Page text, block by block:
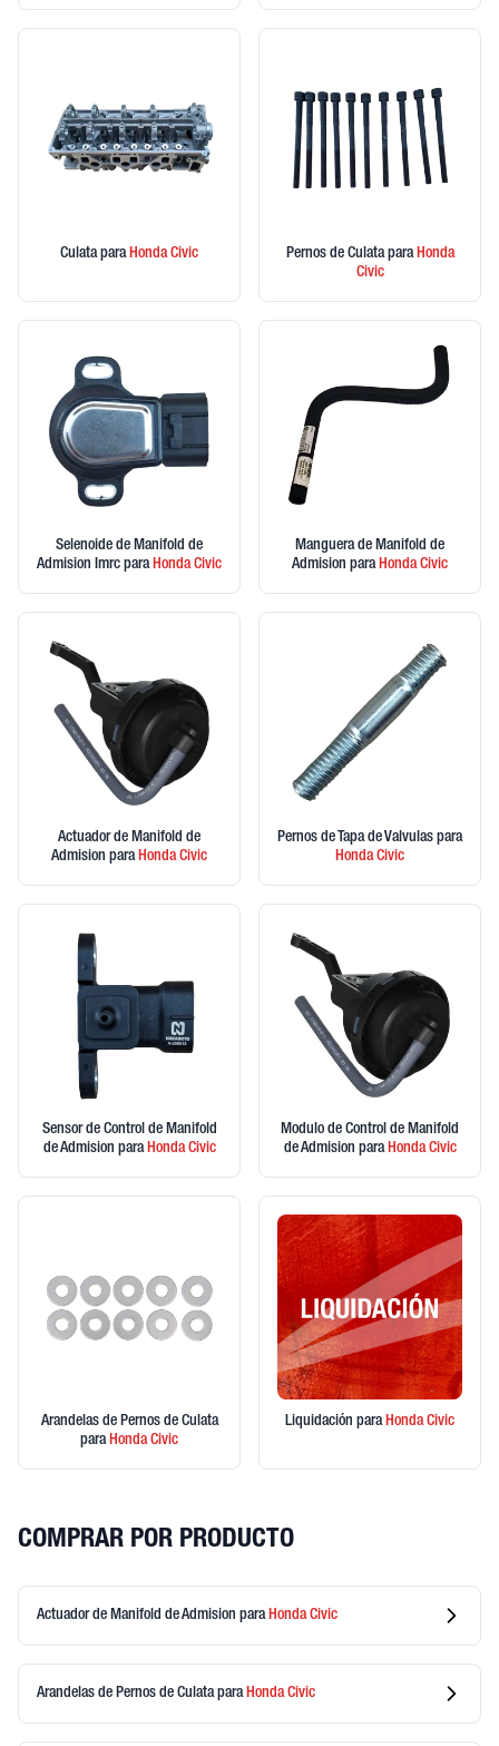
Culata paraHondaCivic Pernos de Culata paraHonda
Civic
Selenoide de Manifold de
Admision Imrc paraHondaCivic
Manguera de Manifold de
Admision paraHondaCivic
Actuador de Manifold de
Admision paraHondaCivic
Pernos de Tapa de Valvulas para
HondaCivic
Sensor de Control de Manifold
de Admision paraHondaCivic
Modulo de Control de Manifold
de Admision paraHondaCivic
Arandelas de Pernos de Culata
paraHondaCivic
Liquidación paraHondaCivic
COMPRAR POR PRODUCTO
Actuador de Manifold de Admision para HondaCivic
Arandelas de Pernos de Culatapara HondaCivic